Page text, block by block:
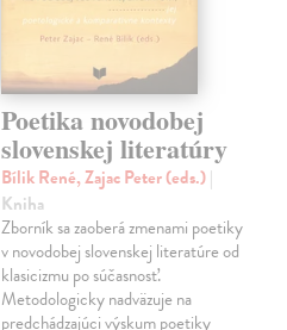
Poetika novodobej
slovenskej literatúry
Bílik René, Zajac Peter (eds.)|
Kniha
Zborník sa zaoberá zmenami poetiky
v novodobej slovenskej literatúre od
klasicizmu po súčasnosť.
Metodologicky nadväzuje na
predchádzajúci výskum poetiky